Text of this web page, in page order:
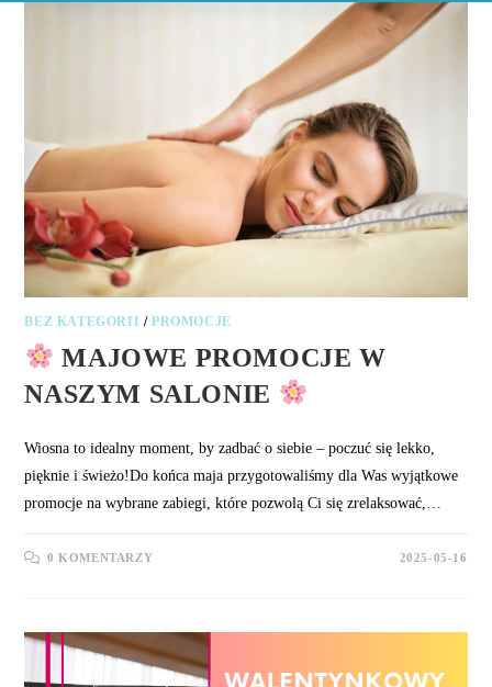
BEZ KATEGORII /PROMOCJE
MAJOWE PROMOCJE W
NASZYM SALONIE
Wiosna to idealny moment, by zadbać o siebie – poczuć się lekko,
pięknie i świeżo!Do końca maja przygotowaliśmy dla Was wyjątkowe
promocje na wybrane zabiegi, które pozwolą Ci się zrelaksować,…
0 KOMENTARZY 2025-05-16